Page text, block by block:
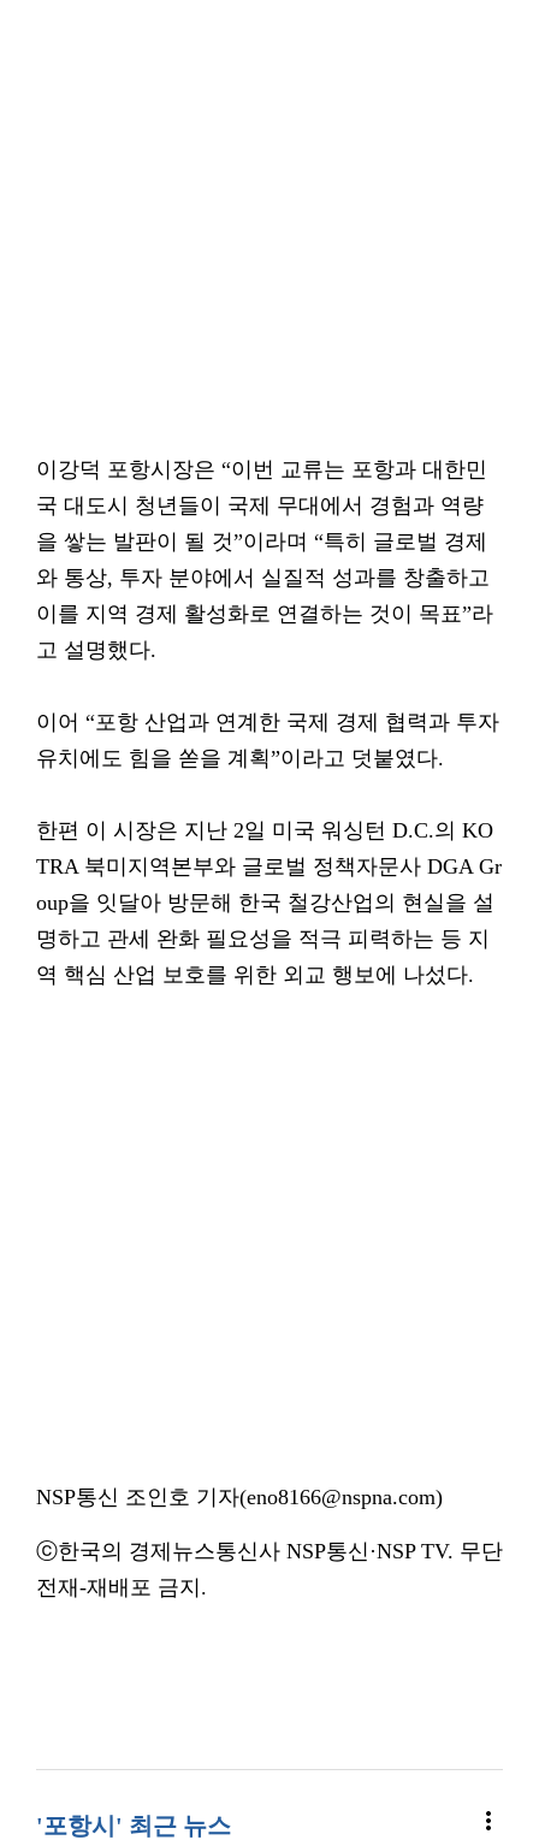
이강덕 포항시장은 “이번 교류는 포항과 대한민
국 대도시 청년들이 국제 무대에서 경험과 역량
을 쌓는 발판이 될 것”이라며 “특히 글로벌 경제
와 통상, 투자 분야에서 실질적 성과를 창출하고
이를 지역 경제 활성화로 연결하는 것이 목표”라
고 설명했다.
이어 “포항 산업과 연계한 국제 경제 협력과 투자
유치에도 힘을 쏟을 계획”이라고 덧붙였다.
한편 이 시장은 지난 2일 미국 워싱턴 D.C.의 KO
TRA 북미지역본부와 글로벌 정책자문사 DGA Gr
oup을 잇달아 방문해 한국 철강산업의 현실을 설
명하고 관세 완화 필요성을 적극 피력하는 등 지
역 핵심 산업 보호를 위한 외교 행보에 나섰다.
NSP통신 조인호 기자(eno8166@nspna.com)
ⓒ한국의 경제뉴스통신사 NSP통신·NSP TV. 무단
전재-재배포 금지.
'포항시' 최근 뉴스 more_vert